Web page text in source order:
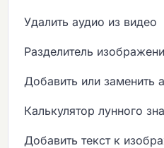
Удалить аудио из видео
Разделитель
Добавить или заменить
Калькулятор лунного
Добавить текст к